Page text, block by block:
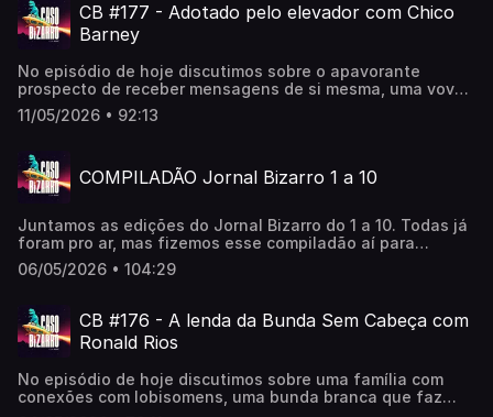
CB #177 - Adotado pelo elevador com Chico
Barney
No episódio de hoje discutimos sobre o apavorante
prospecto de receber mensagens de si mesma, uma vovó
fofoqueira do além-vida e uma adoção pelo elevador!〰️
CASO BIZARRO AO VIVO NO TEATRO 🎭 ✨Uma noite
Maqui Nóbrega e Camila Fremder, vai ser TUDO!Dia 14/05
no Teatro SABESP Frei Caneca!Compre aqui:
https://uhuu.com/evento/sp/sao-paulo/caso-bizarro-ao-
(Mabê)▪️Na Mira do Júri: Retiro Corporativo ▫️ Prime Vídeo
(Mabê)▪️Livro Jack Kirby's History of the Future: 2026 and
the Great Disaster (Chico)〰️📽️ youtube.com/@CasoBizarro
👽 apoia.se/casobizarro🛸 orelo.cc/casobizarro
11/05/2026 • 92:13
COMPILADÃO Jornal Bizarro 1 a 10
Juntamos as edições do Jornal Bizarro do 1 a 10. Todas já
foram pro ar, mas fizemos esse compiladão aí para
relembrar =)Gostou? Comenta aí
06/05/2026 • 104:29
CB #176 - A lenda da Bunda Sem Cabeça com
Ronald Rios
No episódio de hoje discutimos sobre uma família com
conexões com lobisomens, uma bunda branca que faz